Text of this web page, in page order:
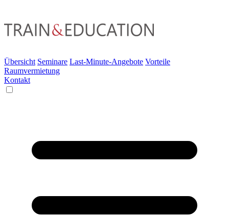
Übersicht Seminare Last-Minute-Angebote Vorteile
Raumvermietung
Kontakt